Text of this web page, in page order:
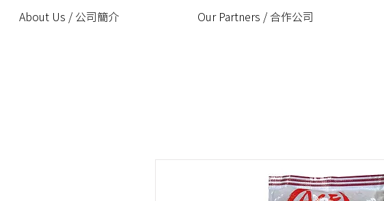
About Us / 公司簡介 Our Partners / 合作公司